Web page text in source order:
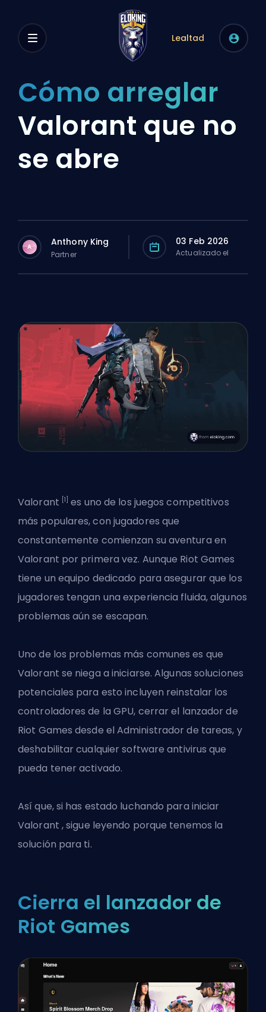
Lealtad
Cómo arreglar
Valorant que no
se abre
A Anthony King
Partner
03 Feb 2026
Actualizado el
Valorant [1] es uno de los juegos competitivos
más populares, con jugadores que
constantemente comienzan su aventura en
Valorant por primera vez. Aunque Riot Games
tiene un equipo dedicado para asegurar que los
jugadores tengan una experiencia fluida, algunos
problemas aún se escapan.
Uno de los problemas más comunes es que
Valorant se niega a iniciarse. Algunas soluciones
potenciales para esto incluyen reinstalar los
controladores de la GPU, cerrar el lanzador de
Riot Games desde el Administrador de tareas, y
deshabilitar cualquier software antivirus que
pueda tener activado.
Así que, si has estado luchando para iniciar
Valorant , sigue leyendo porque tenemos la
solución para ti.
Cierra el lanzador de
Riot Games